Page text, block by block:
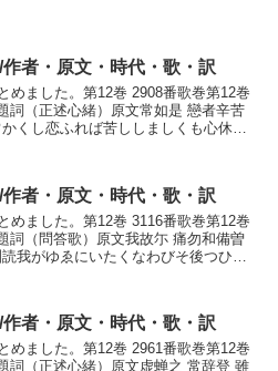
者・原文・時代・歌・訳
めました。第12巻 2908番歌巻第12巻
詞（正述心緒）原文常如是 戀者辛苦
くし恋ふれば苦ししましくも心休め
者・原文・時代・歌・訳
めました。第12巻 3116番歌巻第12巻
詞（問答歌）原文我故尓 痛勿和備曽
我がゆゑにいたくなわびそ後つひに
者・原文・時代・歌・訳
めました。第12巻 2961番歌巻第12巻
詞（正述心緒）原文虚蝉之 常辞登 雖